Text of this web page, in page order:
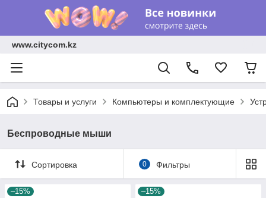
www.citycom.kz
Товары и услуги Компьютеры и комплектующие
Беспроводные мыши
Сортировка 0 Фильтры
–15% –15%